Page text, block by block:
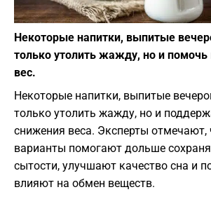
Некоторые напитки, выпитые
только утолить жажду, но и помочь
вес.
Некоторые напитки, выпитые
только утолить жажду, но и
снижения веса. Эксперты отмечают,
варианты помогают дольше
сытости, улучшают качество сна и
влияют на обмен веществ.